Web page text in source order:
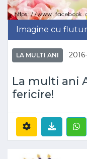
Imagine cu
LA MULTI ANI
La multi ani
fericire!